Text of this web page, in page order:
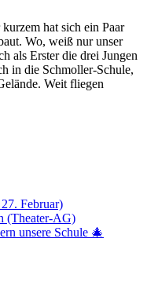
hat sich ein Paar
Wo, weiß nur unser
als Erster die drei Jungen
in die Schmoller-Schule,
Weit fliegen
Februar)
(Theater-AG)
unsere Schule 🎄